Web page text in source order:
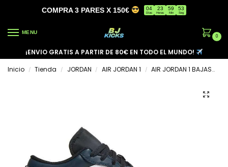
COMPRA 3 PARES X 150€ 04
Días
23
Horas
59
Min
53
Seg
MENU
0
¡ENVIO GRATIS A PARTIR DE 80€ EN TODO EL MUNDO!
Inicio
/ Tienda / JORDAN / AIR JORDAN 1 / AIR JORDAN 1 BAJAS